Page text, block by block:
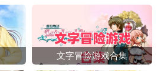
文字冒险游戏合集